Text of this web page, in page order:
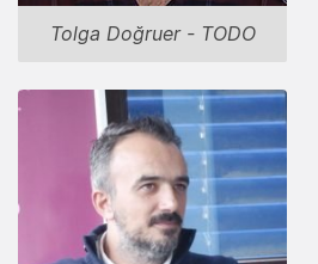
Tolga Doğruer - TODO